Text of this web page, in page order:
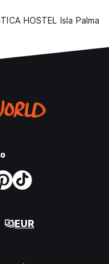
HOSTEL Isla Palma
EUR